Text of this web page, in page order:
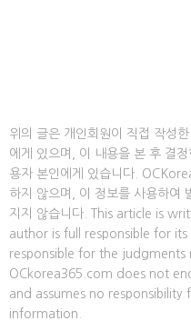
위의 글은 개인회원이 직접 작성
에게 있으며, 이 내용을 본 후 결
용자 본인에게 있습니다.
하지 않으며, 이 정보를 사용하여
지지 않습니다. This article is
author is full responsible for
responsible for the
OCkorea365.com does not
and assumes no
information.